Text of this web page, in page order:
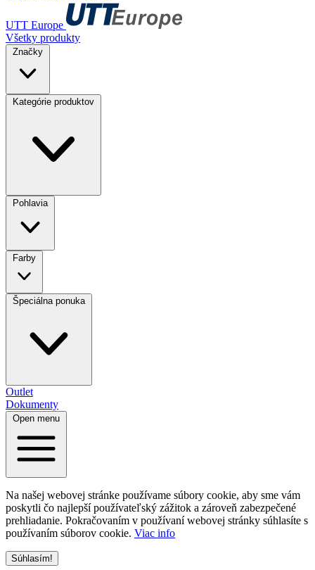
UTT Europe
Všetky produkty
Značky
Kategórie produktov
Pohlavia
Farby
Špeciálna ponuka
Outlet
Dokumenty
Open menu
Na našej webovej stránke používame súbory cookie, aby sme vám
poskytli čo najlepší používateľský zážitok a zároveň zabezpečené
prehliadanie. Pokračovaním v používaní webovej stránky súhlasíte s
používaním súborov cookie. Viac info
Súhlasím!